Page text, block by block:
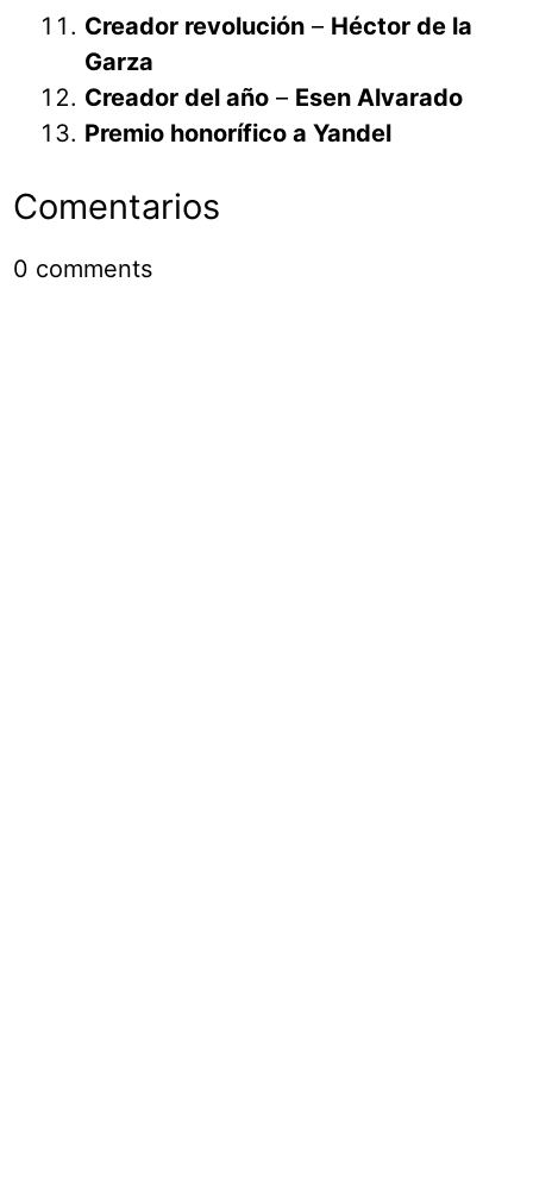
Creador revolución – Héctor de la
Garza
Creador del año – Esen Alvarado
Premio honorífico a Yandel
Comentarios
0 comments